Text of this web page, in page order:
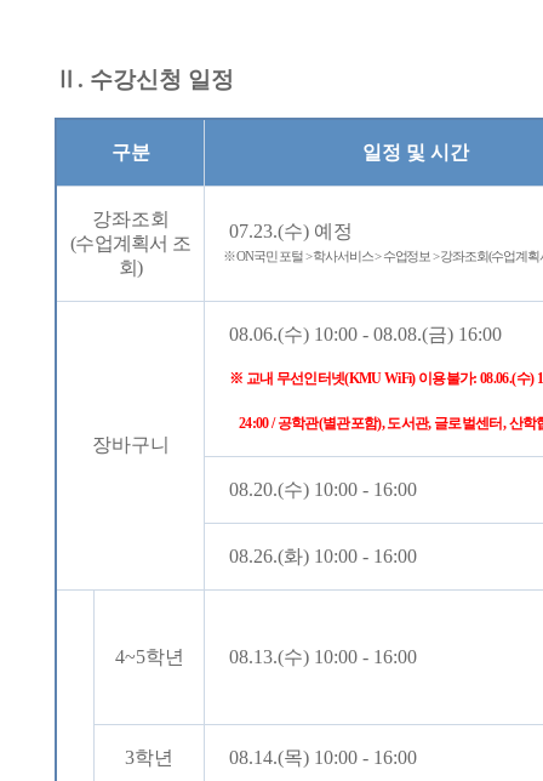
Ⅱ . 수강신청 일정
구분 일정 및 시간
강좌조회
(수업계획서 조
회)
07.23.(수) 예정
※ON국민 포털 >학사서비스>수업정보 >강좌조회(수업계획
장바구니
08.06.(수) 10:00 - 08.08.(금) 16:00
※ 교내 무선인터넷(KMU WiFi) 이용불가: 08.06.(수)
24:00 /공학관(별관포함), 도서관,글로벌센터,산학
08.20.(수) 10:00 - 16:00
08.26.(화) 10:00 - 16:00
4~5학년 08.13.(수) 10:00 - 16:00
3학년 08.14.(목) 10:00 - 16:00